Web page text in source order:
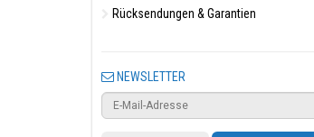
Rücksendungen & Garantien
NEWSLETTER